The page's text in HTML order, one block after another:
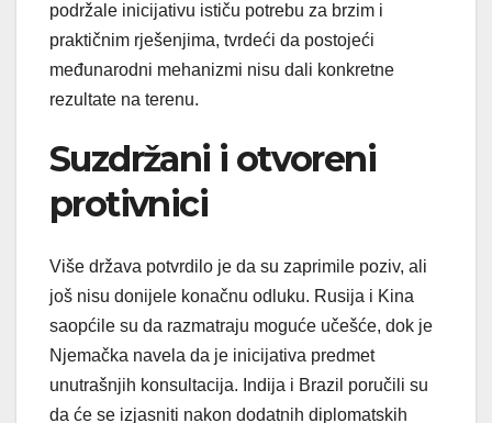
podržale inicijativu ističu potrebu za brzim i
praktičnim rješenjima, tvrdeći da postojeći
međunarodni mehanizmi nisu dali konkretne
rezultate na terenu.
Suzdržani i otvoreni
protivnici
Više država potvrdilo je da su zaprimile poziv, ali
još nisu donijele konačnu odluku. Rusija i Kina
saopćile su da razmatraju moguće učešće, dok je
Njemačka navela da je inicijativa predmet
unutrašnjih konsultacija. Indija i Brazil poručili su
da će se izjasniti nakon dodatnih diplomatskih